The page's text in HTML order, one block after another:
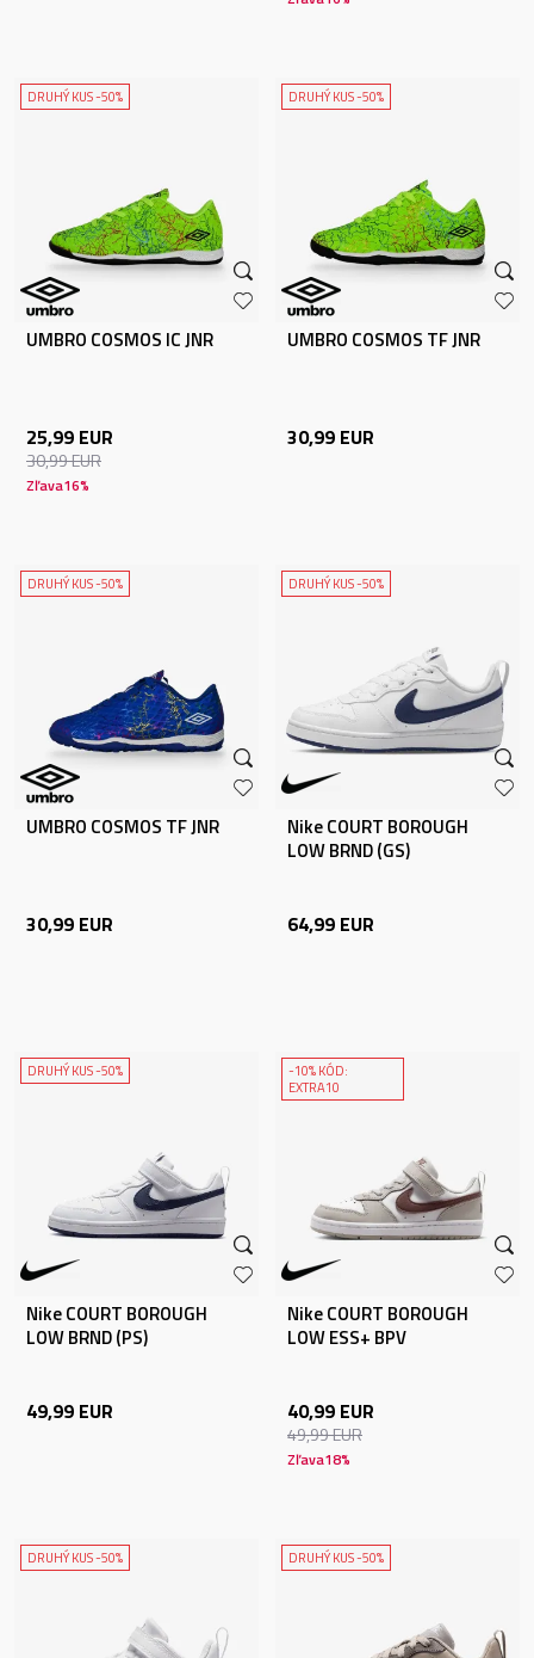
DRUHÝ KUS -50%
UMBRO COSMOS IC JNR
25,99 EUR
30,99EUR
Zľava16%
DRUHÝ KUS -50%
UMBRO COSMOS TF JNR
30,99 EUR
DRUHÝ KUS -50%
UMBRO COSMOS TF JNR
30,99 EUR
DRUHÝ KUS -50%
Nike COURT BOROUGH
LOW BRND (GS)
64,99 EUR
DRUHÝ KUS -50%
Nike COURT BOROUGH
LOW BRND (PS)
49,99 EUR
-10% KÓD:
EXTRA10
Nike COURT BOROUGH
LOW ESS+ BPV
40,99 EUR
49,99EUR
Zľava18%
DRUHÝ KUS -50% DRUHÝ KUS -50%